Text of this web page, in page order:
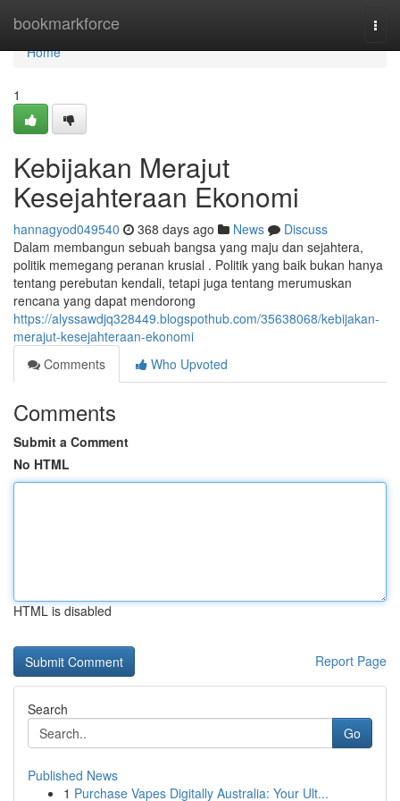
bookmarkforce
Home
Home
1
Kebijakan Merajut
Kesejahteraan Ekonomi
hannagyod049540 368 days ago News
Discuss
Dalam membangun sebuah bangsa yang maju dan sejahtera,
politik memegang peranan krusial . Politik yang baik bukan hanya
tentang perebutan kendali, tetapi juga tentang merumuskan
rencana yang dapat mendorong
https://alyssawdjq328449.blogspothub.com/35638068/kebijakan-
merajut-kesejahteraan-ekonomi
Comments
Who Upvoted
Comments
Submit a Comment
No HTML
HTML is disabled
Report Page
Search
Go
Published News
1 Purchase Vapes Digitally Australia: Your Ult...